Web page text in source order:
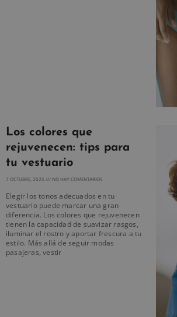
Los colores que
rejuvenecen: tips para
tu vestuario
7 OCTUBRE, 2025 NO HAY COMENTARIOS
Elegir los tonos adecuados en tu
vestuario puede marcar una gran
diferencia. Los colores que rejuvenecen
tienen la capacidad de suavizar rasgos,
iluminar el rostro y aportar frescura a tu
estilo. Más allá de seguir modas
pasajeras, vestir